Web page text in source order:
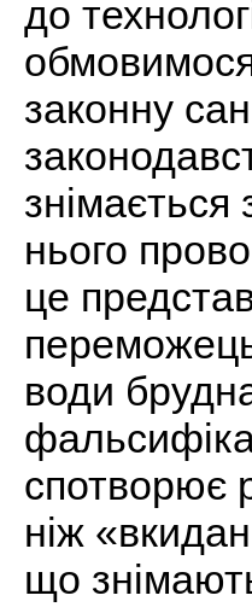
до
законну
знімається
нього
це
води
спотворює
ніж
що